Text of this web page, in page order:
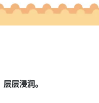
层浸润。